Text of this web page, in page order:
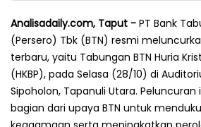
Analisadaily.com, Taput - PT Bank
(Persero) Tbk (BTN) resmi
terbaru, yaitu Tabungan BTN Huria
(HKBP), pada Selasa (28/10) di
Sipoholon, Tapanuli Utara.
bagian dari upaya BTN untuk